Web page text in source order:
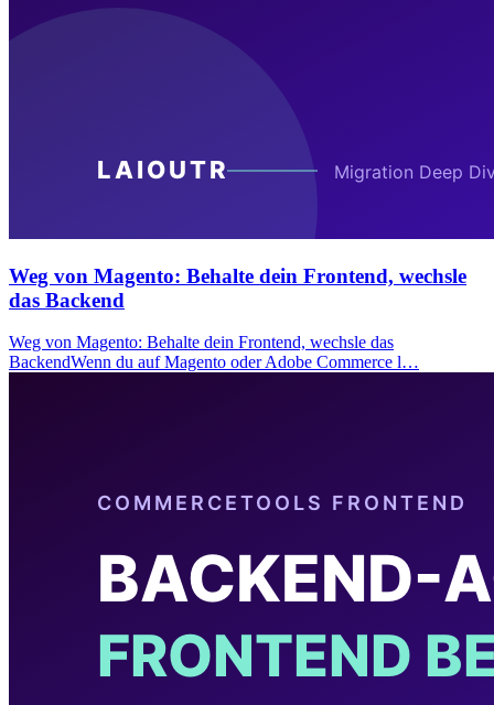
Weg von Magento: Behalte dein Frontend, wechsle
das Backend
Weg von Magento: Behalte dein Frontend, wechsle das
BackendWenn du auf Magento oder Adobe Commerce l…